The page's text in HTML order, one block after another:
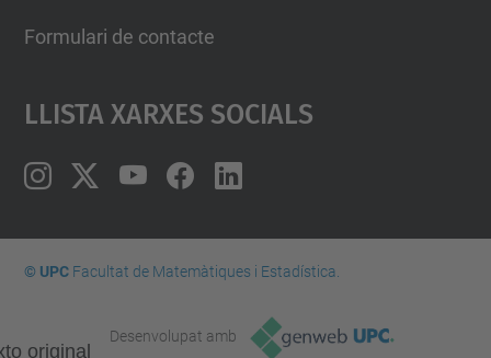
Formulari de contacte
Llista Xarxes Socials
© UPCFacultat de Matemàtiques i Estadí­stica.
Desenvolupat amb
original